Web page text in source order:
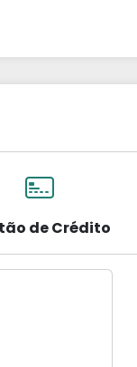
de Crédito